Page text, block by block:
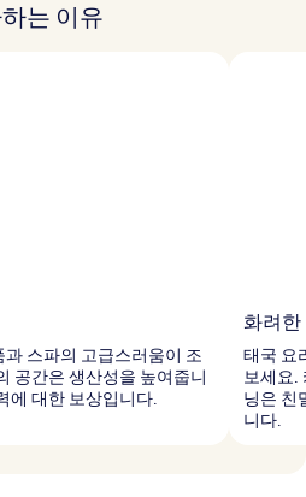
는 이유
스파의 고급스러움이 조
공간은 생산성을 높여줍니
에 대한 보상입니다.
화려한
태국 요
보세요.
닝은 친
니다.